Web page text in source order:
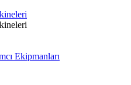
Ekipmanları